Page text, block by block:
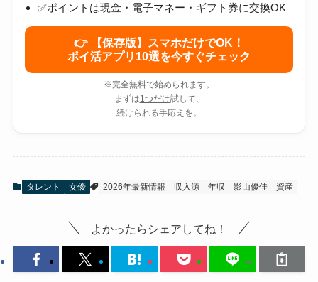
✅ポイントは現金・電子マネー・ギフト券に交換OK
👉 【保存版】スマホだけでOK！
ポイ活アプリ10選を今すぐチェック
※完全無料で始められます。
まずは1つだけ試して、
続けられる手応えを。
タレント 女優 2026年最新情報 収入源 年収 影山優佳 資産
よかったらシェアしてね！